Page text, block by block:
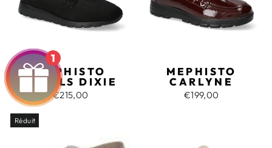
MEPHISTO
MOBILS DIXIE
€215,00
MEPHISTO
CARLYNE
€199,00
Réduit
1